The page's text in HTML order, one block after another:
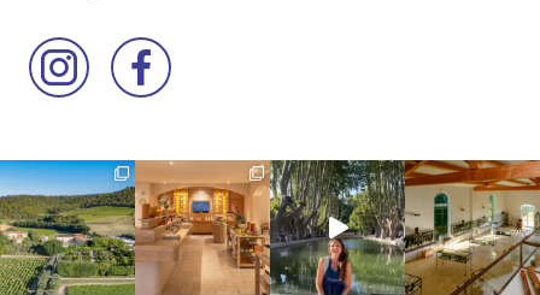
Accéder
à
Instagram
Accéder
à
Facebook